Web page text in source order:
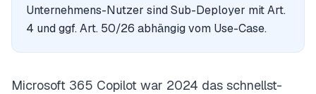
Unternehmens-Nutzer sind Sub-Deployer mit Art.
4 und ggf. Art. 50/26 abhängig vom Use-Case.
Microsoft 365 Copilot war 2024 das schnellst-